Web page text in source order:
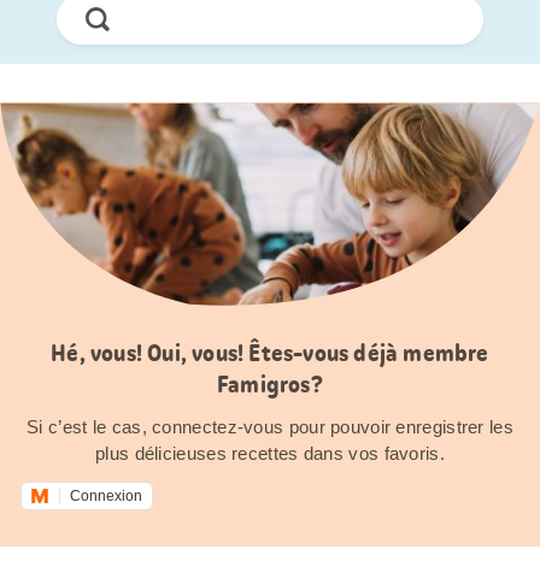
Chercher
Hé, vous! Oui, vous! Êtes-vous déjà membre
Famigros?
Si c’est le cas, connectez-vous pour pouvoir enregistrer les
plus délicieuses recettes dans vos favoris.
Connexion